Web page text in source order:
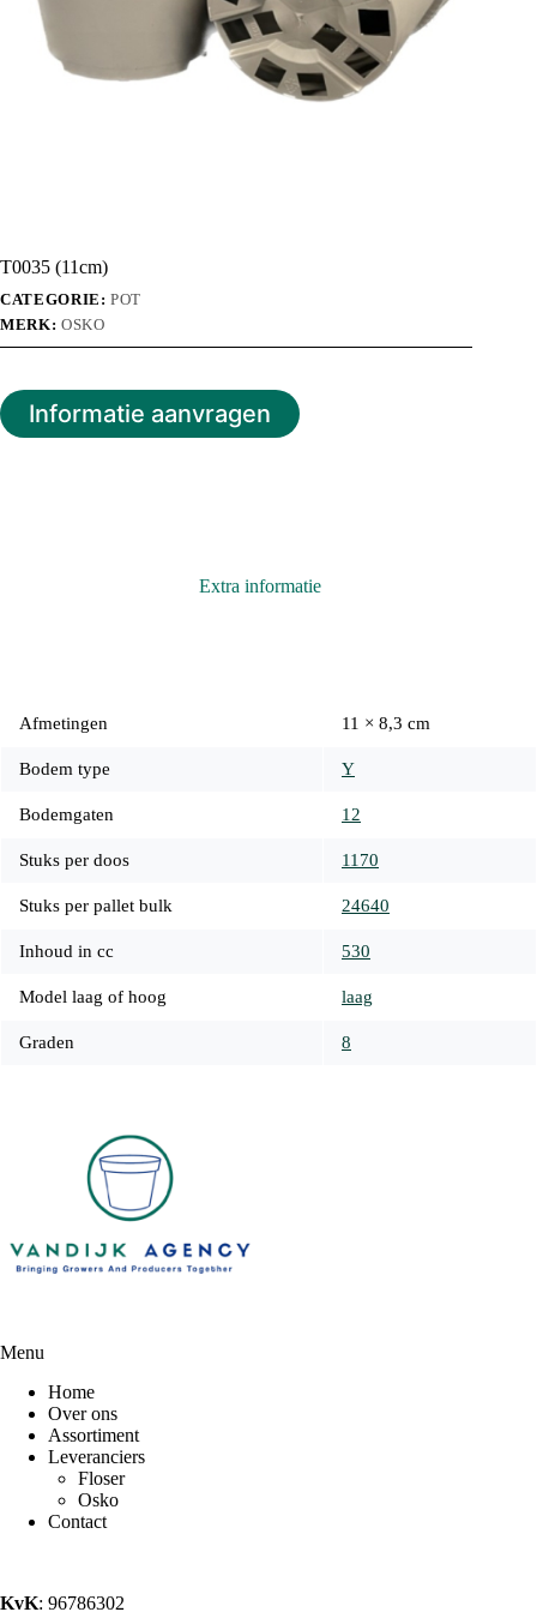
T0035 (11cm)
CATEGORIE:POT
MERK: OSKO
Informatie aanvragen
Extra informatie
Afmetingen 11 × 8,3 cm
Bodem type Y
Bodemgaten 12
Stuks per doos 1170
Stuks per pallet bulk 24640
Inhoud in cc 530
Model laag of hoog laag
Graden 8
Menu
Home
Over ons
Assortiment
Leveranciers
Floser
Osko
Contact
KvK: 96786302